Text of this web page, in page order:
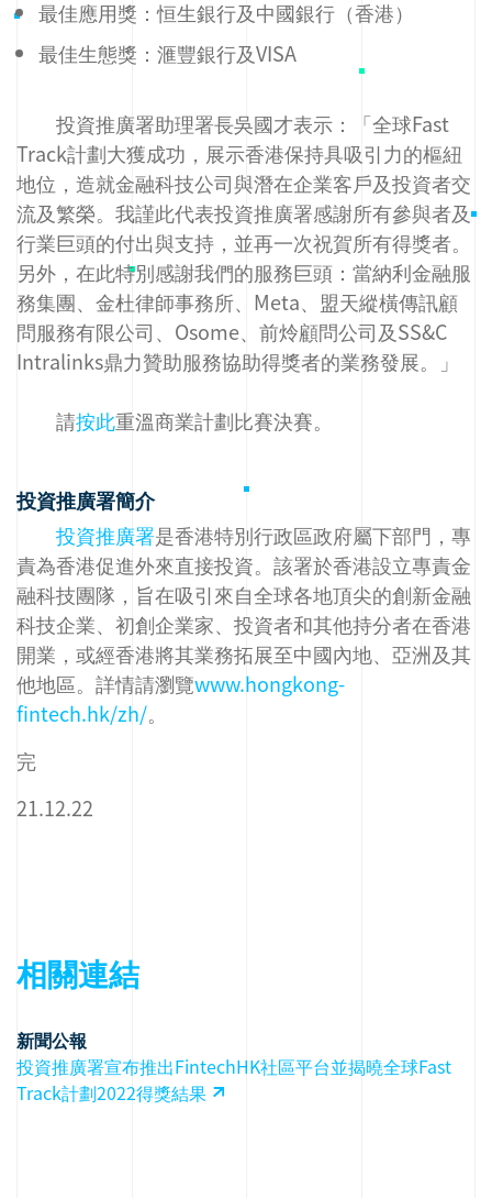
最佳應用獎：恒生銀行及中國銀行（香港）
最佳生態獎：滙豐銀行及VISA
投資推廣署助理署長吳國才表示：「全球Fast
Track計劃大獲成功，展示香港保持具吸引力的樞紐
地位，造就金融科技公司與潛在企業客戶及投資者交
流及繁榮。我謹此代表投資推廣署感謝所有參與者及
行業巨頭的付出與支持，並再一次祝賀所有得獎者。
另外，在此特別感謝我們的服務巨頭：當納利金融服
務集團、金杜律師事務所、Meta、盟天縱橫傳訊顧
問服務有限公司、Osome、前炩顧問公司及SS&C
Intralinks鼎力贊助服務協助得獎者的業務發展。」
請按此重溫商業計劃比賽決賽。
投資推廣署簡介
投資推廣署是香港特別行政區政府屬下部門，專
責為香港促進外來直接投資。該署於香港設立專責金
融科技團隊，旨在吸引來自全球各地頂尖的創新金融
科技企業、初創企業家、投資者和其他持分者在香港
開業，或經香港將其業務拓展至中國內地、亞洲及其
他地區。詳情請瀏覽www.hongkong-
fintech.hk/zh/。
完
21.12.22
相關連結
新聞公報
投資推廣署宣布推出FintechHK社區平台並揭曉全球Fast
Track計劃2022得獎結果